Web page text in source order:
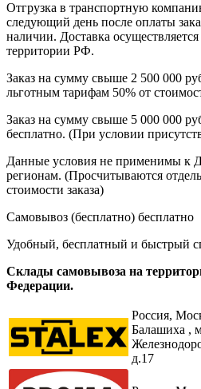
Отгрузка в транспортную
следующий день после оплаты
наличии. Доставка
территории РФ.
Заказ на сумму свыше 2 500 000
льготным тарифам 50% от
Заказ на сумму свыше 5 000 000
бесплатно. (При условии
Данные условия не применимы к
регионам. (Просчитываются
стоимости заказа)
Самовывоз (бесплатно) бесплатно
Удобный, бесплатный и быстрый
Склады самовывоза на
Федерации.
Россия,
Балашиха ,
д.17